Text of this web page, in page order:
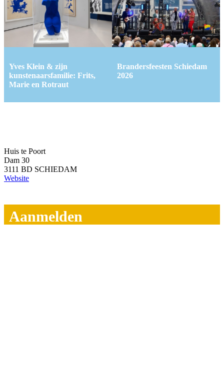
Yves Klein & zijn
kunstenaarsfamilie: Frits,
Marie en Rotraut
Brandersfeesten Schiedam
2026
Huis te Poort
Dam 30
3111 BD SCHIEDAM
Website
Aanmelden